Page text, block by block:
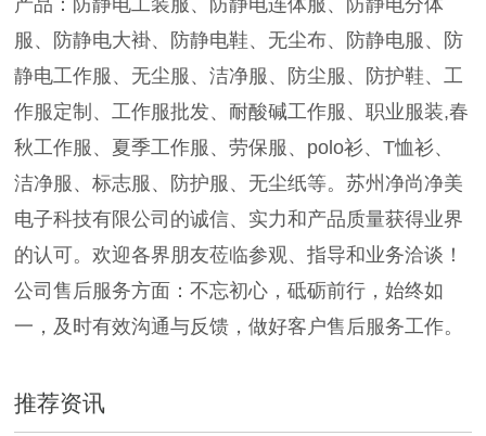
产品：防静电工装服、防静电连体服、防静电分体
服、防静电大褂、防静电鞋、无尘布、防静电服、防
静电工作服、无尘服、洁净服、防尘服、防护鞋、工
作服定制、工作服批发、耐酸碱工作服、职业服装,春
秋工作服、夏季工作服、劳保服、polo衫、T恤衫、
洁净服、标志服、防护服、无尘纸等。苏州净尚净美
电子科技有限公司的诚信、实力和产品质量获得业界
的认可。欢迎各界朋友莅临参观、指导和业务洽谈！
公司售后服务方面：不忘初心，砥砺前行，始终如
一，及时有效沟通与反馈，做好客户售后服务工作。
推荐资讯